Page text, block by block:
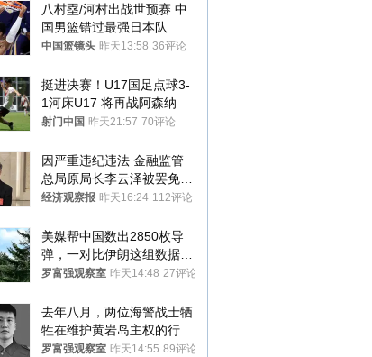
八村塁/河村出战世预赛 中
国男篮错过最强日本队
中国篮镜头 昨天13:58 36评论
挺进决赛！U17国足点球3-
1河床U17 将再战阿森纳
射门中国 昨天21:57 70评论
因严重违纪违法 金融监管
总局原局长李云泽被罢免全
国人大代表
经济观察报 昨天16:24 112评论
美媒帮中国数出2850枚导
弹，一对比伊朗这组数据，
发现出大事了
罗富强观察室 昨天14:48 27评论
去年八月，两位海警战士牺
牲在维护黄岩岛主权的行动
中
罗富强观察室 昨天14:55 89评论